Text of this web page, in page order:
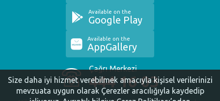
Çağrı Merkezi
444 16 03
Available on the
Google Play
Available on the
AppGallery
Size daha iyi hizmet verebilmek amacıyla kişisel verilerinizi
mevzuata uygun olarak Çerezler aracılığıyla kaydedip